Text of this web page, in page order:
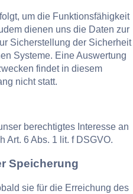
um die Funktionsfähigkeit
dienen uns die Daten zur
Sicherstellung der Sicherheit
Systeme. Eine Auswertung
findet in diesem
nicht statt.
berechtigtes Interesse an
Art. 6 Abs. 1 lit. f DSGVO.
sie für die Erreichung des